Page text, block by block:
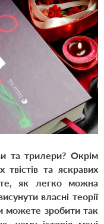
та трилери? Окрім
твістів та яскравих
як легко можна
власні теорії
можете зробити так